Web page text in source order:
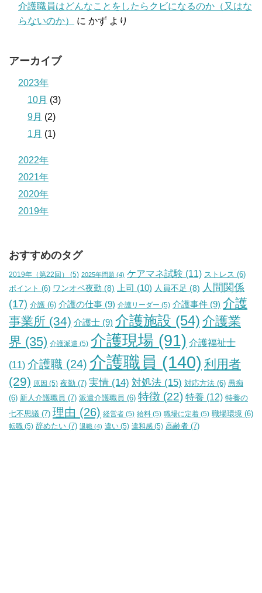
介護職員はどんなことをしたらクビになるのか（又はな
らないのか）
に かず より
アーカイブ
2023年
10月 (3)
9月 (2)
1月 (1)
2022年
2021年
2020年
2019年
おすすめのタグ
2019年（第22回） (5) 2025年問題 (4) ケアマネ試験 (11) ストレス (6)
ポイント (6) ワンオペ夜勤 (8) 上司 (10) 人員不足 (8) 人間関係
(17) 介護 (6) 介護の仕事 (9) 介護リーダー (5) 介護事件 (9) 介護
事業所 (34) 介護士 (9) 介護施設 (54) 介護業
界 (35) 介護派遣 (5) 介護現場 (91) 介護福祉士
(11) 介護職 (24) 介護職員 (140) 利用者
(29) 原因 (5) 夜勤 (7) 実情 (14) 対処法 (15) 対応方法 (6) 愚痴
(6) 新人介護職員 (7) 派遣介護職員 (6) 特徴 (22) 特養 (12) 特養の
七不思議 (7) 理由 (26) 経営者 (5) 給料 (5) 職場に定着 (5) 職場環境 (6)
転職 (5) 辞めたい (7) 退職 (4) 違い (5) 違和感 (5) 高齢者 (7)